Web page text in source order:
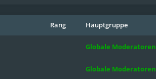
Rang Hauptgruppe
Globale Moderatoren
Globale Moderatoren